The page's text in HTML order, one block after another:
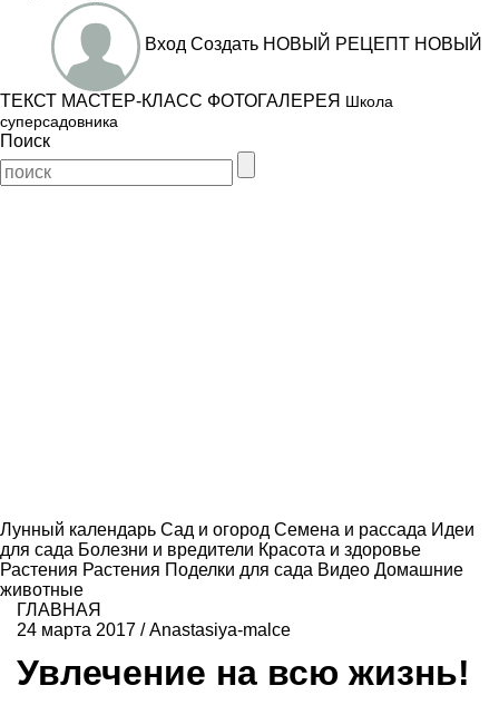
Вход Создать НОВЫЙ РЕЦЕПТ НОВЫЙ
ТЕКСТ МАСТЕР-КЛАСС ФОТОГАЛЕРЕЯ Школа
суперсадовника
Поиск
Лунный календарь Сад и огород Семена и рассада Идеи
для сада Болезни и вредители Красота и здоровье
Растения Растения Поделки для сада Видео Домашние
животные
ГЛАВНАЯ
24 марта 2017 /Anastasiya-malce
Увлечение на всю жизнь!